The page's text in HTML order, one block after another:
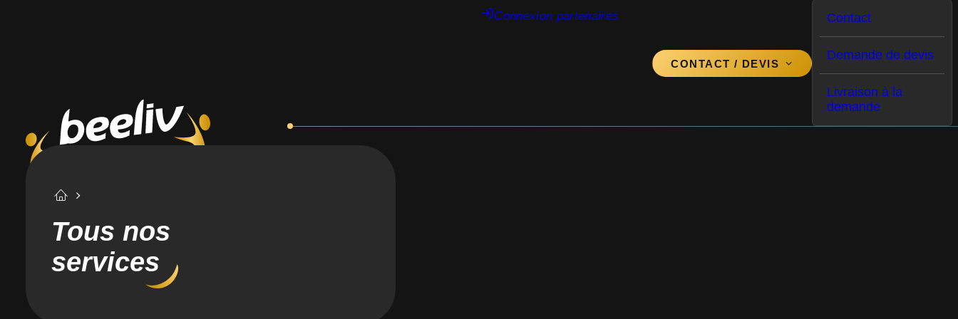
Connexion partenaires
CONTACT / DEVIS
Contact
Demande de devis
Livraison à la
demande
Tous nos
services